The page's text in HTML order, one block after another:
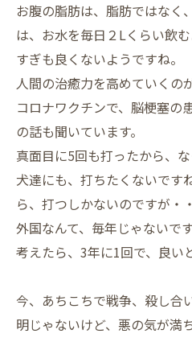
お腹の脂肪は、脂肪ではなく
は、お水を毎日２Lくらい飲
すぎも良くないようですね。
人間の治癒力を高めていくの
コロナワクチンで、脳梗塞の
の話も聞いています。
真面目に5回も打ったから、
犬達にも、打ちたくないです
ら、打つしかないのですが・
外国なんて、毎年じゃないで
考えたら、3年に1回で、良い
今、あちこちで戦争、殺し合
明じゃないけど、悪の気が満